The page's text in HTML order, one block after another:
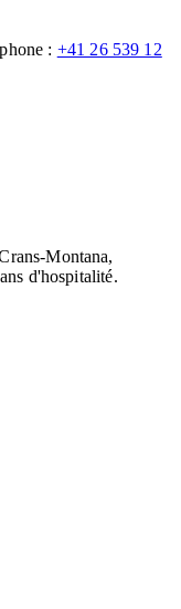
: +41 26 539 12
Montana,
d'hospitalité.